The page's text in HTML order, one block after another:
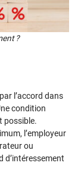
?
l’accord dans
condition
possible.
l’employeur
ou
d’intéressement